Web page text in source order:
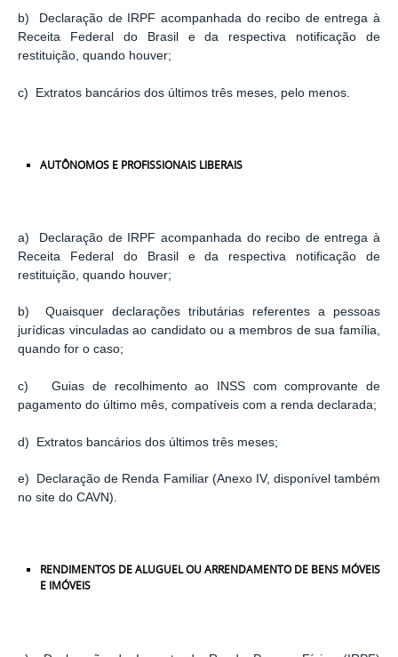
b) Declaração de IRPF acompanhada do recibo de entrega à
Receita Federal do Brasil e da respectiva notificação de
restituição, quando houver;
c) Extratos bancários dos últimos três meses, pelo menos.
AUTÔNOMOS E PROFISSIONAIS LIBERAIS
a) Declaração de IRPF acompanhada do recibo de entrega à
Receita Federal do Brasil e da respectiva notificação de
restituição, quando houver;
b) Quaisquer declarações tributárias referentes a pessoas
jurídicas vinculadas ao candidato ou a membros de sua família,
quando for o caso;
c) Guias de recolhimento ao INSS com comprovante de
pagamento do último mês, compatíveis com a renda declarada;
d) Extratos bancários dos últimos três meses;
e) Declaração de Renda Familiar (Anexo IV, disponível também
no site do CAVN).
RENDIMENTOS DE ALUGUEL OU ARRENDAMENTO DE BENS MÓVEIS
E IMÓVEIS